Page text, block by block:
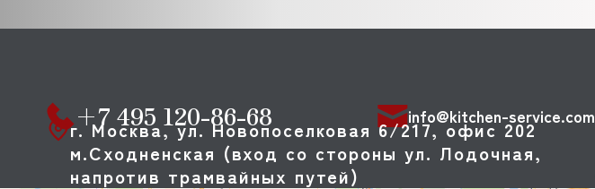
HESSEN
ICB TECNOLOGIE S.R.L.
LF
LINCOLN
LUXSTAHL
+7 495 120-86-68 info@kitchen-service.com
г. Москва, ул. Новопоселковая 6/217, офис 202
м.Сходненская (вход со стороны ул. Лодочная,
напротив трамвайных путей)